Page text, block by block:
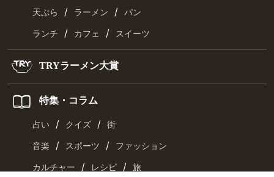
天ぷら / ラーメン / パン
ランチ / カフェ / スイーツ
TRYラーメン大賞
特集・コラム
占い / クイズ / 街
音楽 / スポーツ / ファッション
カルチャー / レシピ / 旅